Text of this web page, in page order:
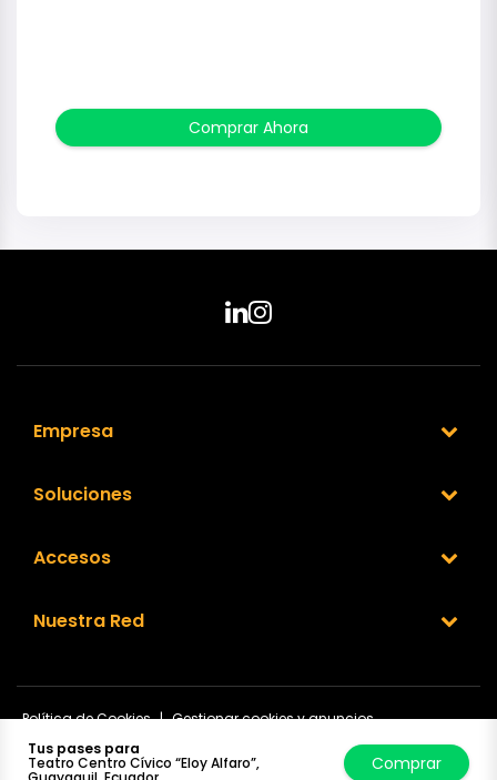
Tus pases para
Teatro Centro Cívico “Eloy Alfaro”, Comprar
Comprar Ahora
Empresa
Soluciones
Accesos
Nuestra Red
Política de Cookies | Gestionar cookies y anuncios
© 1999-2025 Ticketplus. Todos los derechos reservados.